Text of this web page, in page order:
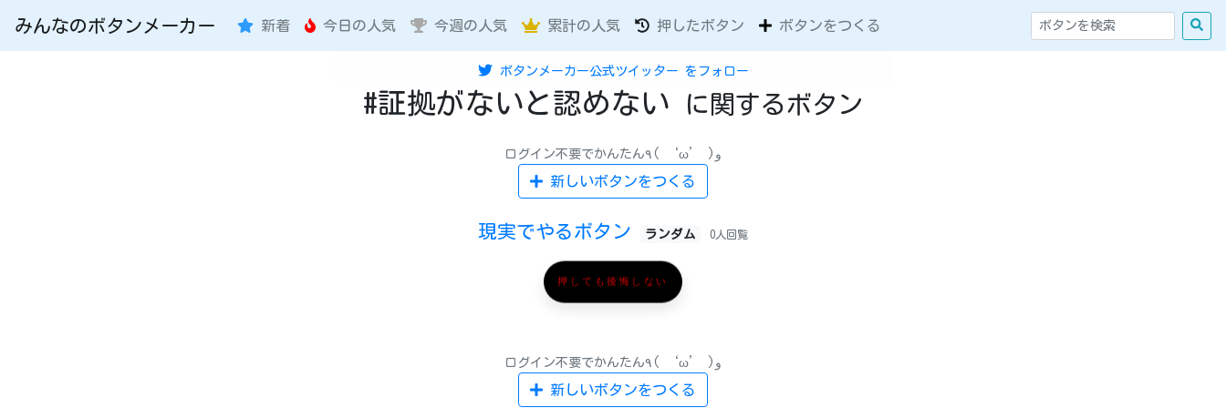
みんなのボタンメーカー 新着 今日の人気 今週の人気 累計の人気 押したボタン ボタンをつくる
ボタンメーカー公式ツイッター をフォロー
#証拠がないと認めない に関するボタン
ログイン不要でかんたん٩( ‘ω’ )و
新しいボタンをつくる
現実でやるボタン ランダム 0人回覧
押しても後悔しない
ログイン不要でかんたん٩( ‘ω’ )و
新しいボタンをつくる